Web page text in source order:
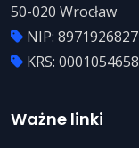
50-020 Wrocław
NIP: 8971926827
KRS: 0001054658
Ważne linki